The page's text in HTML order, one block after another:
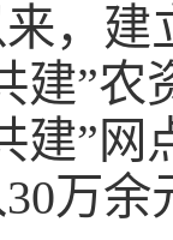
，
建”农
建”网
万余